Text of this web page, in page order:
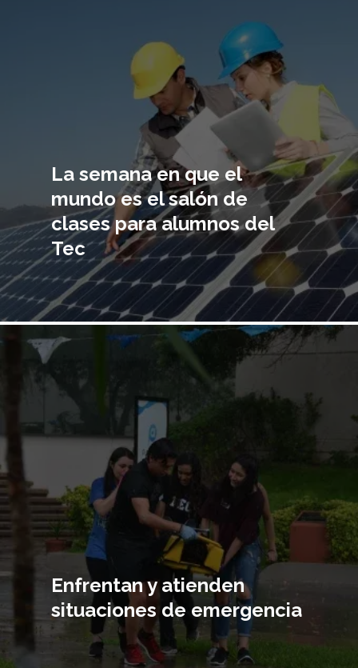
La semana en que el
mundo es el salón de
clases para alumnos del
Tec
principal
Enfrentan y atienden
situaciones de emergencia